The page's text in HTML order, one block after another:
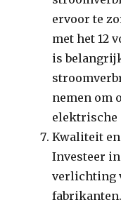
ervoor te
met het 12
is
nemen om
elektrische
Kwaliteit
Investeer
verlichting